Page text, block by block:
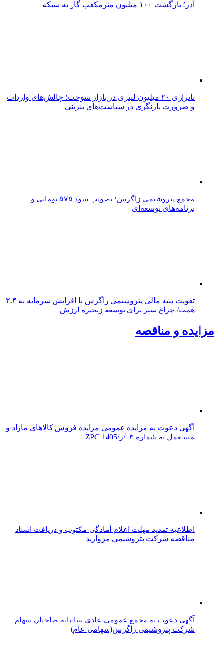
آذر؛ بازگشت ۱۰۰ میلیون مترمکعب گاز به شبکه
ناترازی ۲۰ میلیون لیتری در بازار سوخت؛ چالش‌های واردات
و ضرورت بازنگری در سیاست‌های بنزینی
مجمع پتروشیمی زاگرس؛ تصویب سود ۵۷۵ تومانی و
برنامه‌های توسعه‌ای
تقویت بنیه مالی پتروشیمی زاگرس با افزایش سرمایه به ۲.۴
همت/ چراغ سبز برای توسعه زنجیره ارزش
مزایده و مناقصه
آگهی دعوت به مزایده عمومی مزایده فروش کالاهای مازاد و
مستعمل به شماره ۰۳/ز/ZPC 1405
اطلاعیه تمدید مهلت اعلام آمادگی مکتوب و دریافت اسناد
مناقصه شرکت پتروشیمی مروارید
آگهی دعوت به مجمع عمومی عادی سالیانه صاحبان سهام
شرکت پتروشیمی زاگرس(سهامی عام)